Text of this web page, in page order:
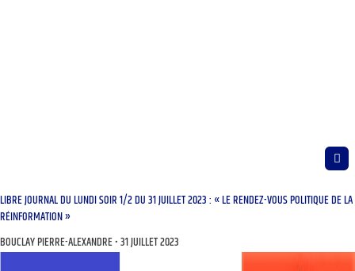
LIBRE JOURNAL DU LUNDI SOIR 1/2 DU 31 JUILLET 2023 : « LE RENDEZ-VOUS POLITIQUE DE LA
RÉINFORMATION »
BOUCLAY PIERRE-ALEXANDRE 31 JUILLET 2023